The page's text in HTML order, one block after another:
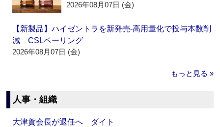
2026年08月07日 (金)
【新製品】ハイゼントラを新発売‐高用量化で投与本数削
減 CSLベーリング
2026年08月07日 (金)
もっと見る »
人事・組織
大津賀会長が退任へ ダイト